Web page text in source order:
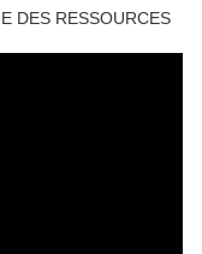
DES RESSOURCES